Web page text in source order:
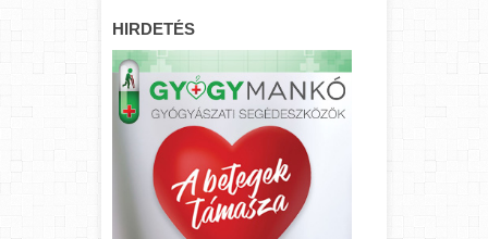
HIRDETÉS